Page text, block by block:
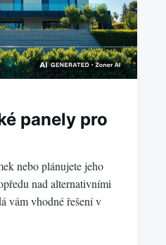
panely pro
nebo plánujete jeho
nad alternativními
vám vhodné řešení v